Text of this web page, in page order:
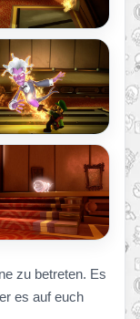
zu betreten. Es
es auf euch